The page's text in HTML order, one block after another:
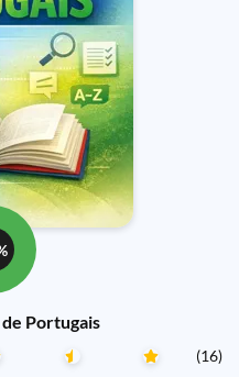
Portugais
(16)